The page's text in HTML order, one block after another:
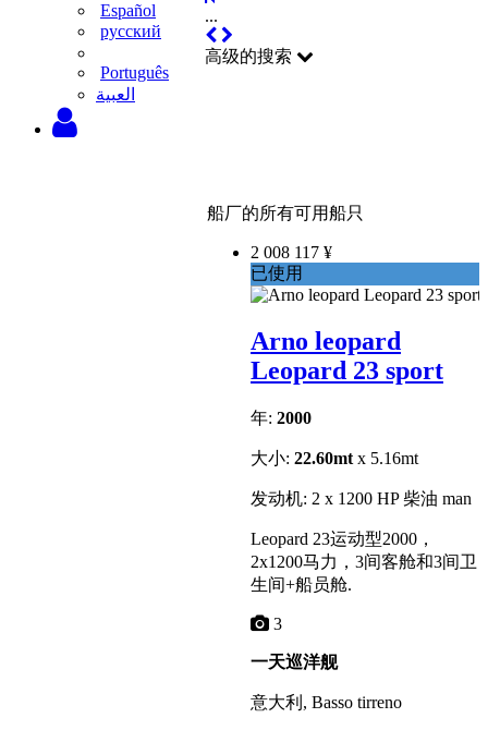
Español
русский
Português
‫العبية
...
高级的搜索
船厂的所有可用船只
2 008 117 ¥
已使用
Arno leopard
Leopard 23 sport
年: 2000
大小: 22.60mt x 5.16mt
发动机: 2 x 1200 HP 柴油 man
Leopard 23运动型2000，
2x1200马力，3间客舱和3间卫
生间+船员舱.
3
一天巡洋舰
意大利, Basso tirreno